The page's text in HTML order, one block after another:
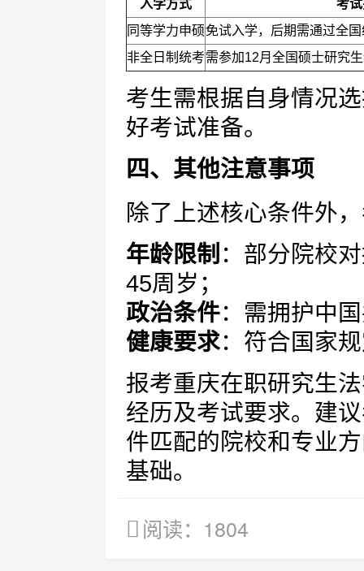
入学方式
考
同等学力申硕免试入学，后期需通过全
非全日制统考需参加12月全国硕士研究
考生需根据自身情况
好考试准备。
四、其他注意事项
除了上述核心条件外
年龄限制 ：部分院校
45周岁；
政治条件：需拥护中
健康要求：符合国家
报考重庆在职研究生
经历及考试要求。建
件匹配的院校和专业
基础。
阅读：1804